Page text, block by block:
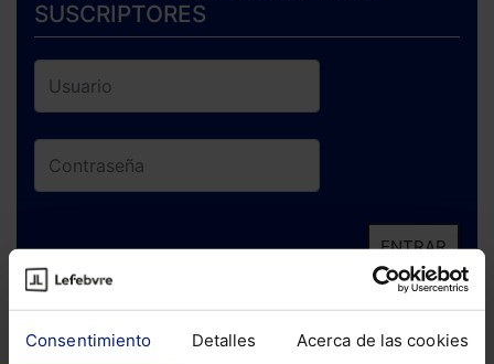
Consentimiento Detalles Acerca de las cookies
SUSCRIPTORES
ENTRAR
¿Has olvidado tu contraseña?